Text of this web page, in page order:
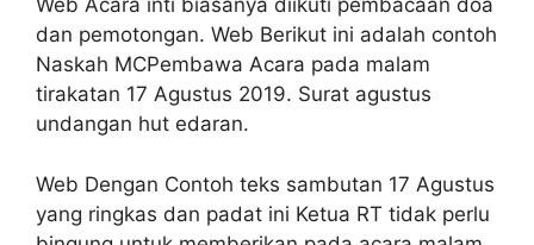
Web Acara inti biasanya diikuti pembacaan doa
dan pemotongan. Web Berikut ini adalah contoh
Naskah MCPembawa Acara pada malam
tirakatan 17 Agustus 2019. Surat agustus
undangan hut edaran.
Web Dengan Contoh teks sambutan 17 Agustus
yang ringkas dan padat ini Ketua RT tidak perlu